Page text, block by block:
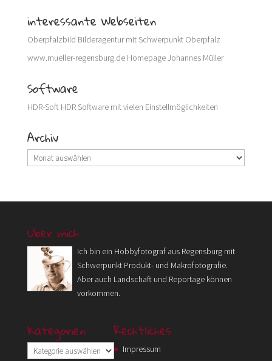
interessante Webseiten
Oberpfalzbild Bilderagentur mit Schwerpunkt Oberpfalz
www.mueller-regensburg.deHomepage Johannes Müller
Software
HDR-SoftHDR Software mit vielen Einstellmöglichkeiten
Archiv
Archiv
Über mich
Ich bin ein Hobbyfotograf aus Regensburg mit
Schwerpunkt Produkt- und Makrofotografie.
Aber auch Landschaft und Reportage können
vorkommen.
Kategorien
Kategorien
Rechtliches
Impressum